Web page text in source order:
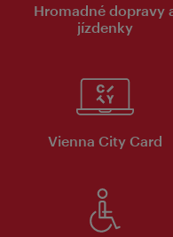
Hromadné dopravy
jízdenky
Vienna City Card